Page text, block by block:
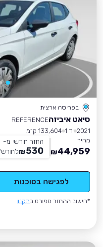
בפריסה ארצית
סיאט איביזהREFERENCE
2021 יד 1
133,604 ק״מ
מחיר
44,959
₪
החזר חודשי מ-
530
₪לחודש
לפגישה בסוכנות
*חישוב ההחזר מפורט בתקנון